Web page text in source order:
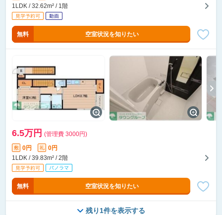
1LDK / 32.62m² / 1階
無料 空室状況を知りたい
6.5万円 (管理費 3000円)
敷 0円 礼
0円
1LDK / 39.83m² / 2階
無料 空室状況を知りたい
残り1件を表示する